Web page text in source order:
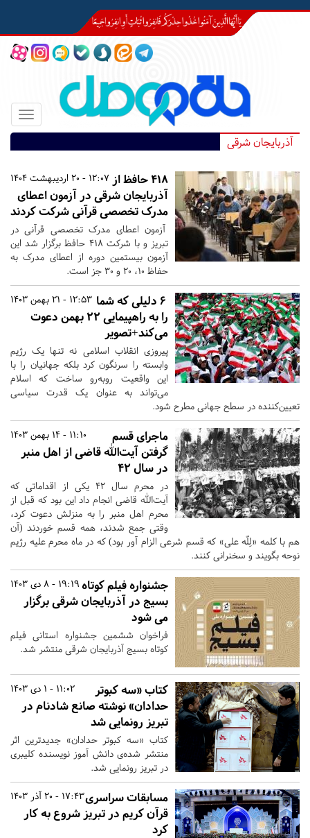
Toggle
آذربایجان شرقی
12:07 - 20 اردیبهشت 1404 ۴۱۸ حافظ از
آذربایجان شرقی در آزمون اعطای
مدرک تخصصی قرآنی شرکت کردند
آزمون اعطای مدرک تخصصی قرآنی در
تبریز و با شرکت ۴۱۸ حافظ برگزار شد این
آزمون بیستمین دوره از اعطای مدرک به
حفاظ ۱۰، ۲۰ و ۳۰ جز است.
12:53 - 21 بهمن 1403 ۶ دلیلی که شما
را به راهپیمایی ۲۲ بهمن دعوت
می‌کند+تصویر
پیروزی انقلاب اسلامی نه تنها یک رژیم
وابسته را سرنگون کرد بلکه جهانیان را با
این واقعیت روبه‌رو ساخت که اسلام
می‌تواند به عنوان یک قدرت سیاسی
تعیین‌کننده در سطح جهانی مطرح شود.
11:10 - 14 بهمن 1403
ماجرای قسم
گرفتن آیت‌الله قاضی از اهل منبر
در سال ۴۲
در محرم سال ۴۲ یکی از اقداماتی كه
آیت‌الله قاضى انجام داد این بود كه قبل از
محرم اهل منبر را به منزلش دعوت كرد،
وقتى جمع شدند، همه قسم خوردند (آن
هم با كلمه «لِلّه على» كه قسم شرعى الزام آور بود) كه در ماه محرم علیه رژیم
نوحه بگویند و سخنرانی کنند.
19:19 - 8 دی 1403 جشنواره فیلم کوتاه
بسیج در آذربایجان شرقی برگزار
می شود
فراخوان ششمین جشنواره استانی فیلم
کوتاه بسیج آذربایجان شرقی منتشر شد.
11:02 - 1 دی 1403
کتاب «سه کبوتر
حدادان» نوشته صانع شادنام در
تبریز رونمایی شد
کتاب «سه کبوتر حدادان» جدیدترین اثر
منتشر شده‌ی دانش آموز نویسنده کلیبری
در تبریز رونمایی شد.
17:43 - 20 آذر 1403مسابقات سراسری
قرآن کریم در تبریز شروع به کار
کرد